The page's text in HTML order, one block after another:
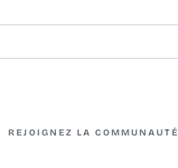
REJOIGNEZ LA COMMUNAUTÉ